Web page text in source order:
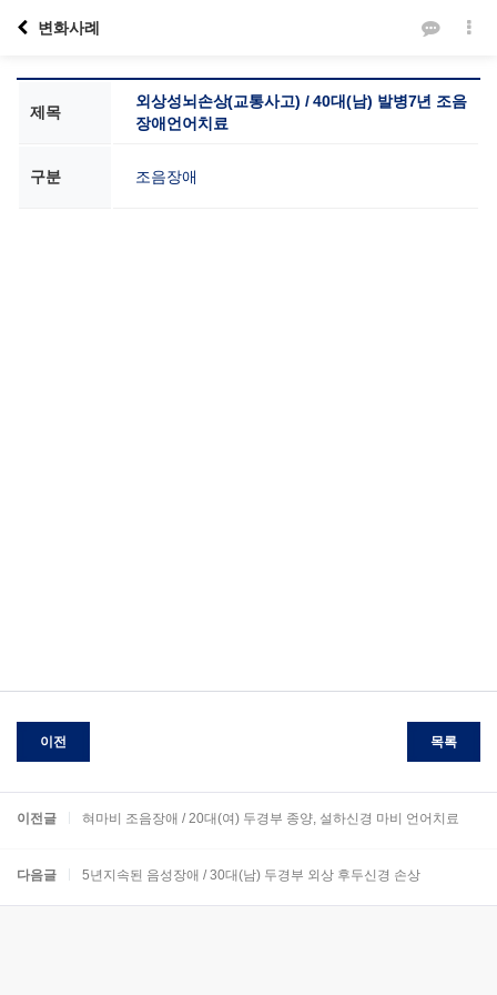
변화사례
제목
외상성뇌손상(교통사고) / 40대(남) 발병7년 조음
장애언어치료
구분 조음장애
이전 목록
이전글 혀마비 조음장애 / 20대(여) 두경부 종양, 설하신경 마비 언어치료
다음글 5년지속된 음성장애 / 30대(남) 두경부 외상 후두신경 손상